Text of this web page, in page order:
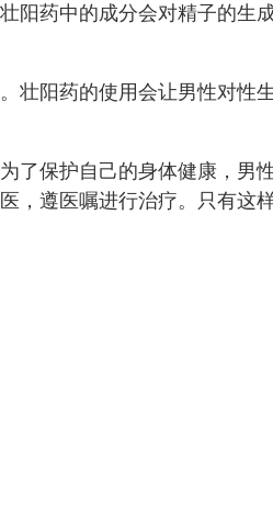
阳药中的成分会对精子的
壮阳药的使用会让男性对
了保护自己的身体健康，
遵医嘱进行治疗。只有这